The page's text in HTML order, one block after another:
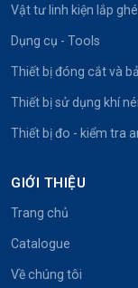
Vật tư linh kiện lắp
Dụng cụ - Tools
Thiết bị đóng cắt và
Thiết bị sử dụng khí
Thiết bị đo - kiểm tra
GIỚI THIỆU
Trang chủ
Catalogue
Về chúng tôi